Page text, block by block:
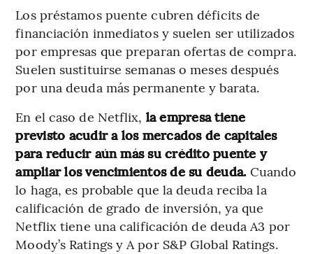
Los préstamos puente cubren déficits de
financiación inmediatos y suelen ser utilizados
por empresas que preparan ofertas de compra.
Suelen sustituirse semanas o meses después
por una deuda más permanente y barata.
En el caso de Netflix, la empresa tiene
previsto acudir a los mercados de capitales
para reducir aún más su crédito puente y
ampliar los vencimientos de su deuda. Cuando
lo haga, es probable que la deuda reciba la
calificación de grado de inversión, ya que
Netflix tiene una calificación de deuda A3 por
Moody’s Ratings y A por S&P Global Ratings.